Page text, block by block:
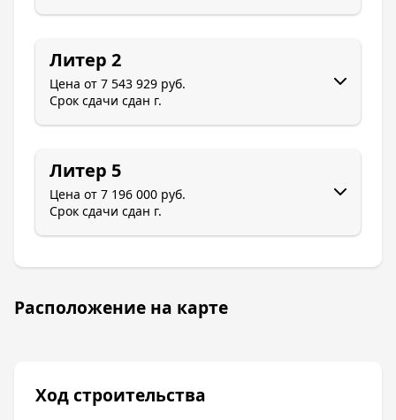
Литер 2
Цена от 7 543 929 руб.
Срок сдачи сдан г.
Литер 5
Цена от 7 196 000 руб.
Срок сдачи сдан г.
Расположение на карте
Ход строительства